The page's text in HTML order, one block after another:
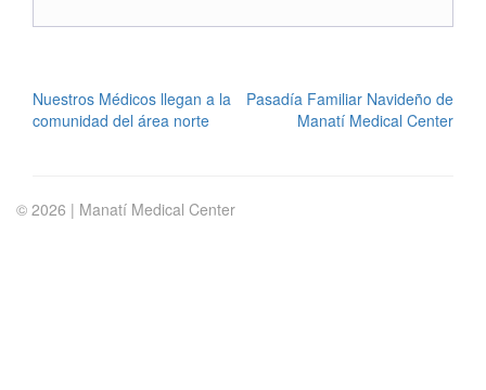
POST
NAVIGATION
Nuestros Médicos llegan a la
comunidad del área norte
Pasadía Familiar Navideño de
Manatí Medical Center
© 2026 | Manatí Medical Center